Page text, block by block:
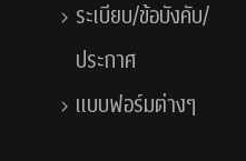
ระเบียบ/ข้อบังคับ/
ประกาศ
แบบฟอร์มต่างๆ